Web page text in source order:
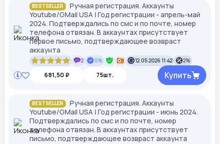
BESTSELLER
Ручная регистрация. Аккаунты
Youtube/GMail USA | Год регистрации - апрель-май
2024. Подтверждались по смс и по почте, номер
телефона отвязан. В аккаунтах присутствует
первое письмо, подтверждающее возвраст
аккаунта
2 0% 12.05.2026 11:42 2%
681,50 ₽ 75шт. Купить
BESTSELLER
Ручная регистрация. Аккаунты
Youtube/GMail USA | Год регистрации - июнь 2024.
Подтверждались по смс и по почте, номер
телефона отвязан. В аккаунтах присутствует
письмо, подтверждающее возвраст аккаунта